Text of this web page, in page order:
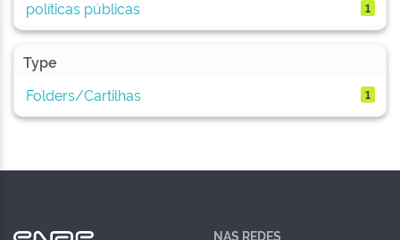
políticas públicas 1
Type
Folders/Cartilhas
1
NAS REDES